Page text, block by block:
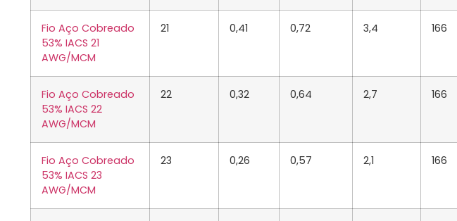
Fio Aço Cobreado
53% IACS 21
AWG/MCM
21 0,41 0,72 3,4 166
Fio Aço Cobreado
53% IACS 22
AWG/MCM
22 0,32 0,64 2,7 166
Fio Aço Cobreado
53% IACS 23
AWG/MCM
23 0,26 0,57 2,1 166